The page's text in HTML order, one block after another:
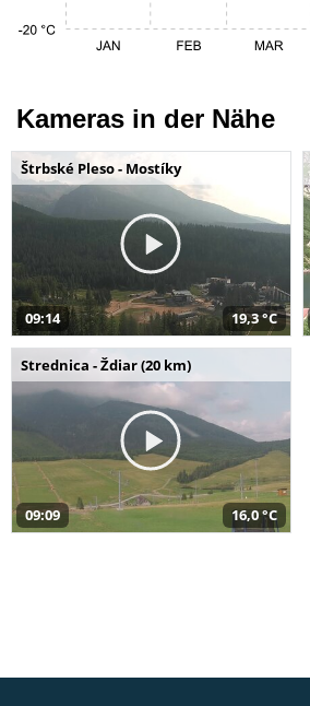
Kameras in der Nähe
Štrbské Pleso - Mostíky
09:14 19,3 °C
Strednica - Ždiar (20 km)
09:09 16,0 °C